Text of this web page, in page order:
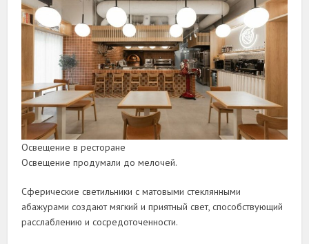
Освещение в ресторане
Освещение продумали до мелочей.
Сферические светильники с матовыми стеклянными
абажурами создают мягкий и приятный свет, способствующий
расслаблению и сосредоточенности.